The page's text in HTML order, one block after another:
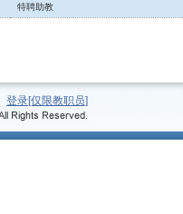
特聘助教
登录[仅限教职员]